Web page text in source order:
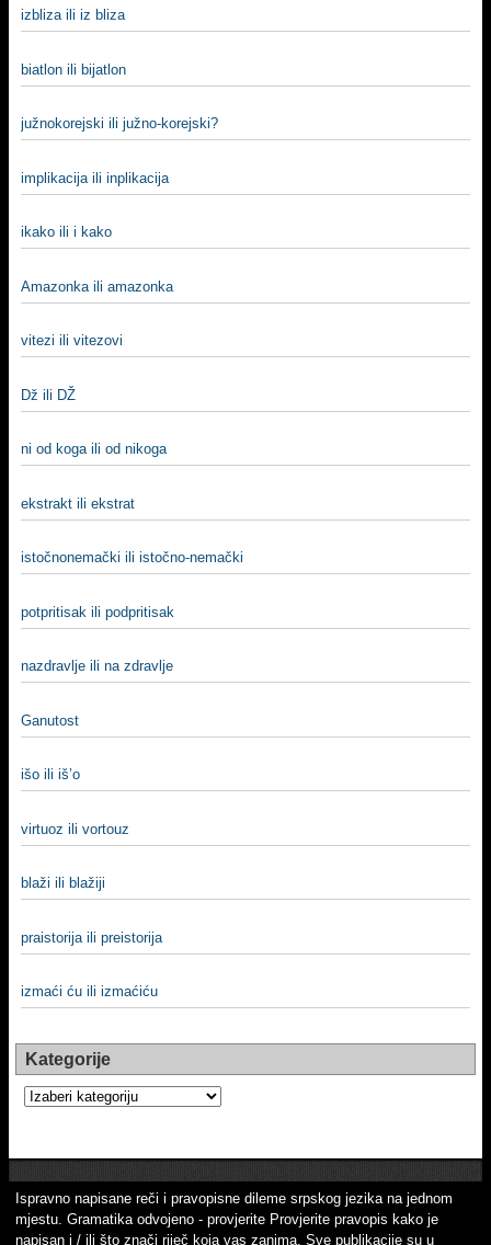
izbliza ili iz bliza
biatlon ili bijatlon
južnokorejski ili južno-korejski?
implikacija ili inplikacija
ikako ili i kako
Amazonka ili amazonka
vitezi ili vitezovi
Dž ili DŽ
ni od koga ili od nikoga
ekstrakt ili ekstrat
istočnonemački ili istočno-nemački
potpritisak ili podpritisak
nazdravlje ili na zdravlje
Ganutost
išo ili iš’o
virtuoz ili vortouz
blaži ili blažiji
praistorija ili preistorija
izmaći ću ili izmaćiću
Kategorije
Kategorije
Ispravno napisane reči i pravopisne dileme srpskog jezika na jednom
mjestu. Gramatika odvojeno - provjerite Provjerite pravopis kako je
napisan i / ili što znači riječ koja vas zanima. Sve publikacije su u